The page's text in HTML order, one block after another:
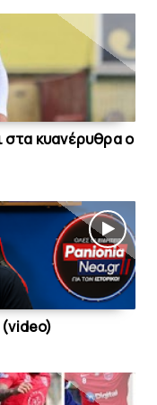
στα κυανέρυθρα ο
(video)